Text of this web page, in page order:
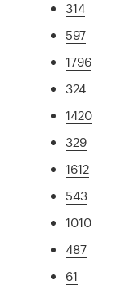
314
597
1796
324
1420
329
1612
543
1010
487
61